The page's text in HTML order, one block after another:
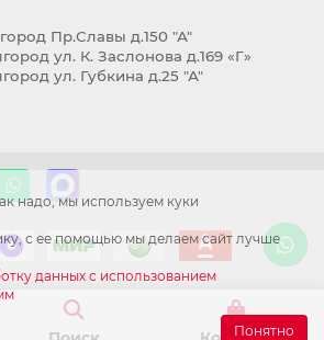
надо, мы используем куки
с ее помощью мы делаем сайт лучше
данных с использованием
Понятно
Пр.Славы д.150 "А"
ул. К. Заслонова д.169 «Г»
ул. Губкина д.25 "А"